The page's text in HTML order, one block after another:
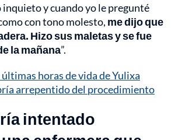
inquieto y cuando yo le pregunté
con tono molesto, me dijo que
Hizo sus maletas y se fue
la mañana”.
horas de vida de Yulixa
arrepentido del procedimiento
intentado